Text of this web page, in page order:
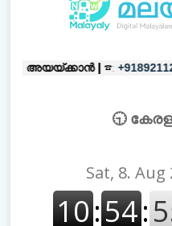
| ☎: +918921123196 ☎
🕤